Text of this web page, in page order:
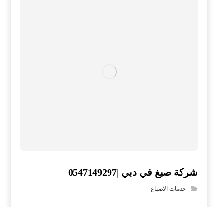
شركة صبغ في دبي |0547149297
خدمات الاصباغ